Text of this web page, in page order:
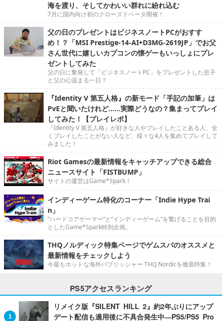
海を渡り、そしてかわいい群れに紛れ込む
7月に国内向け初のクローズドベータ開催！
父の日のプレゼントはビジネスノートPCがおすす
め！？「MSI Prestige-14-AI+D3MG-2619JP」でお父
さん世代に嬉しいカプコンの懐ゲーもいっしょにプレ
ゼントしてみた
父の日に奮発して「ビジネスノートPC」をプレゼントした息子
と父の心温まる一日？
『Identity V 第五人格』の新モード「手記の加筆」は
PvEと聞いたけれど……実際どうなの？集まってプレイ
してみた！【プレイレポ】
『Identity V 第五人格』が好きな人やプレイしたことある人、全
くプレイしたことがない人など、様々な4人を集めてプレイして
みました！
Riot Gamesの最新情報をキャッチアップできる総合
ニュースサイト「FISTBUMP」
サイトの運営はGame*Spark！
インディーゲーム特化のコーナー「Indie Hype Trai
n」
“ハードコアゲーマー”と“インディーゲーム”を繋げることを目的
としたGame*Spark特別企画。
THQノルディック特集ページでゲムスパのオススメと
最新情報をチェックしよう
今最もホットな海外パブリッシャー THQ Nordicを徹底特集！
PS5アクセスランキング
リメイク版『SILENT HILL 2』約2年ぶりにアップ
デート配信も適用後に不具合発生中―PS5/PS5 Pro